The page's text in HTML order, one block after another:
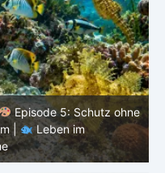
Episode 4: Kalt, aber
Körpertemperatur |
der Fische